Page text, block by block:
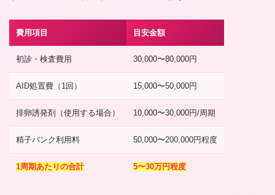
費用項目 目安金額
初診・検査費用 30,000〜80,000円
AID処置費（1回） 15,000〜50,000円
排卵誘発剤（使用する場合） 10,000〜30,000円/周期
精子バンク利用料 50,000〜200,000円程度
1周期あたりの合計 5〜30万円程度